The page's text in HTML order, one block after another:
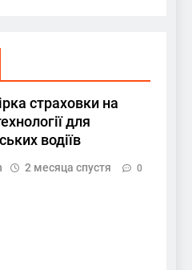
страховки на
для
водіїв
2 месяца спустя 0